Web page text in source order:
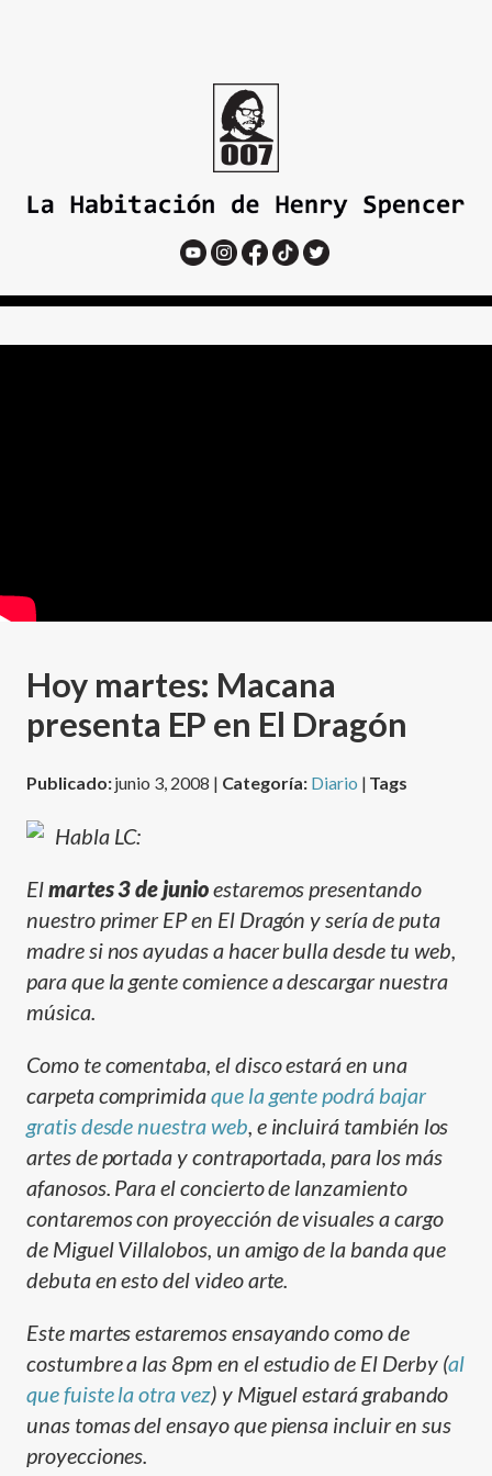
Hoy martes: Macana
presenta EP en El Dragón
Publicado:junio 3, 2008 | Categoría: Diario | Tags
Habla LC:
Elmartes 3 de junioestaremos presentando
nuestro primer EP en El Dragón y serí­a de puta
madre si nos ayudas a hacer bulla desde tu web,
para que la gente comience a descargar nuestra
música.
Como te comentaba, el disco estará en una
carpeta comprimidaque la gente podrá bajar
gratis desde nuestra web , e incluirá también los
artes de portada y contraportada, para los más
afanosos. Para el concierto de lanzamiento
contaremos con proyección de visuales a cargo
de Miguel Villalobos, un amigo de la banda que
debuta en esto del video arte.
Este martes estaremos ensayando como de
costumbre a las 8pm en el estudio de El Derby (al
que fuiste la otra vez) y Miguel estará grabando
unas tomas del ensayo que piensa incluir en sus
proyecciones.